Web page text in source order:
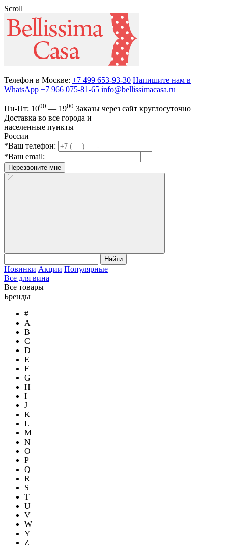
Scroll
Телефон в Москве: +7 499 653-93-30 Напишите нам в
WhatsApp +7 966 075-81-65 info@bellissimacasa.ru
Пн-Пт: 1000 — 1900 Заказы через сайт круглосуточно
Доставка во все города и
населенные пункты
России
*Ваш телефон:
*Ваш email:
Перезвоните мне
Найти
Новинки Акции Популярные
Все для вина
Все товары
Бренды
#
A
B
C
D
E
F
G
H
I
J
K
L
M
N
O
P
Q
R
S
T
U
V
W
Y
Z